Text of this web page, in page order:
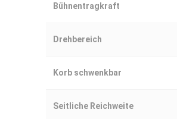
Bühnentragkraft
Drehbereich
Korb schwenkbar
Seitliche Reichweite